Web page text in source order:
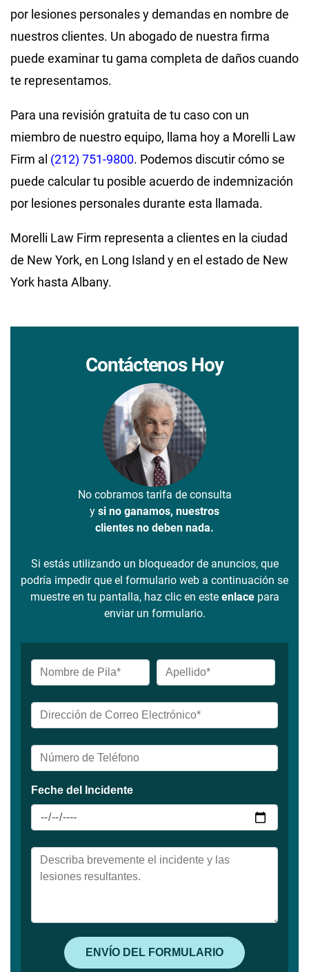
por lesiones personales y demandas en nombre de
nuestros clientes. Un abogado de nuestra firma
puede examinar tu gama completa de daños cuando
te representamos.
Para una revisión gratuita de tu caso con un
miembro de nuestro equipo, llama hoy a Morelli Law
Firm al (212) 751-9800. Podemos discutir cómo se
puede calcular tu posible acuerdo de indemnización
por lesiones personales durante esta llamada.
Morelli Law Firm representa a clientes en la ciudad
de New York, en Long Island y en el estado de New
York hasta Albany.
Contáctenos Hoy
No cobramos tarifa de consulta
y si no ganamos, nuestros
clientes no deben nada.
Si estás utilizando un bloqueador de anuncios, que
podría impedir que el formulario web a continuación se
muestre en tu pantalla, haz clic en este enlacepara
enviar un formulario.